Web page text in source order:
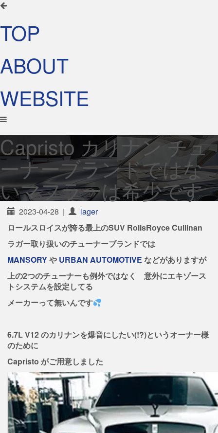
TOP
ABOUT
WEBSITE
Capristo カリナン チュ
ーナーブランドではな
いマフラーは希少です
2023-04-28 |
lager
ロールスロイスが誇る最上のSUV RollsRoyce Cullinan
ラガー取り扱いのチューナーブランドでは
MANSORYや URBAN AUTOMOTIVE などがありますが
上の2つのチューナーも例外ではなく 意外にエキゾース
トシステムを設定してる
メーカーって無いんです
6.7L V12 のカリナンを爆音にしたい(!?)というオーナー様
のために
Capristo がご用意しました